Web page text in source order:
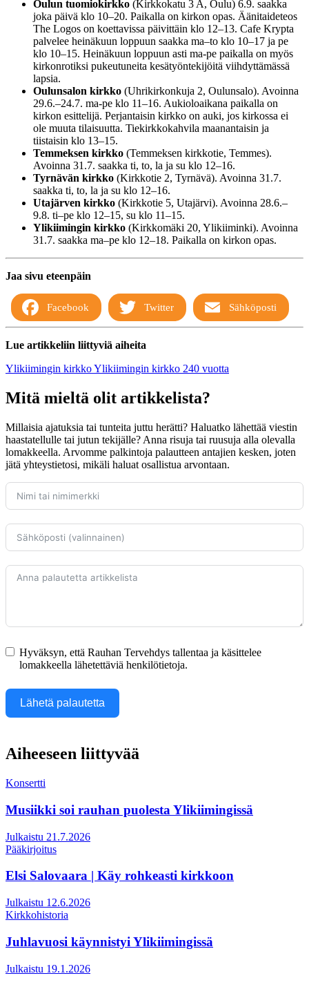
Oulun tuomiokirkko (Kirkkokatu 3 A, Oulu) 6.9. saakka
joka päivä klo 10–20. Paikalla on kirkon opas. Äänitaideteos
The Logos on koettavissa päivittäin klo 12–13. Cafe Krypta
palvelee heinäkuun loppuun saakka ma–to klo 10–17 ja pe
klo 10–15. Heinäkuun loppuun asti ma-pe paikalla on myös
kirkonrotiksi pukeutuneita kesätyöntekijöitä viihdyttämässä
lapsia.
Oulunsalon kirkko (Uhrikirkonkuja 2, Oulunsalo). Avoinna
29.6.–24.7. ma-pe klo 11–16. Aukioloaikana paikalla on
kirkon esittelijä. Perjantaisin kirkko on auki, jos kirkossa ei
ole muuta tilaisuutta. Tiekirkkokahvila maanantaisin ja
tiistaisin klo 13–15.
Temmeksen kirkko (Temmeksen kirkkotie, Temmes).
Avoinna 31.7. saakka ti, to, la ja su klo 12–16.
Tyrnävän kirkko (Kirkkotie 2, Tyrnävä). Avoinna 31.7.
saakka ti, to, la ja su klo 12–16.
Utajärven kirkko (Kirkkotie 5, Utajärvi). Avoinna 28.6.–
9.8. ti–pe klo 12–15, su klo 11–15.
Ylikiimingin kirkko (Kirkkomäki 20, Ylikiiminki). Avoinna
31.7. saakka ma–pe klo 12–18. Paikalla on kirkon opas.
Jaa sivu eteenpäin
Facebook Twitter Sähköposti
Lue artikkeliin liittyviä aiheita
Ylikiimingin kirkkoYlikiimingin kirkko 240 vuotta
Mitä mieltä olit artikkelista?
Millaisia ajatuksia tai tunteita juttu herätti? Haluatko lähettää viestin
haastatellulle tai jutun tekijälle? Anna risuja tai ruusuja alla olevalla
lomakkeella. Arvomme palkintoja palautteen antajien kesken, joten
jätä yhteystietosi, mikäli haluat osallistua arvontaan.
Hyväksyn, että Rauhan Tervehdys tallentaa ja käsittelee
lomakkeella lähetettäviä henkilötietoja.
Lähetä palautetta
Aiheeseen liittyvää
Konsertti
Musiikki soi rauhan puolesta Ylikiimingissä
Julkaistu 21.7.2026
Pääkirjoitus
Elsi Salovaara | Käy rohkeasti kirkkoon
Julkaistu 12.6.2026
Kirkkohistoria
Juhlavuosi käynnistyi Ylikiimingissä
Julkaistu 19.1.2026